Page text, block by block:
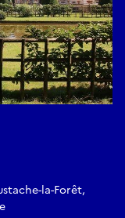
la-Forêt,